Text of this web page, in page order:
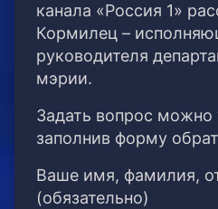
канала «Россия 1»
Кормилец –
руководителя
мэрии.
Задать вопрос можно
заполнив форму
Ваше имя, фамилия,
(обязательно)